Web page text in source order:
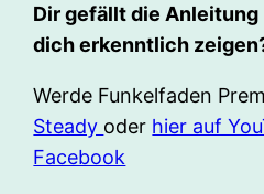
Dir gefällt die
dich erkenntlich
Werde Funkelfaden
Steady oder hier auf
Facebook